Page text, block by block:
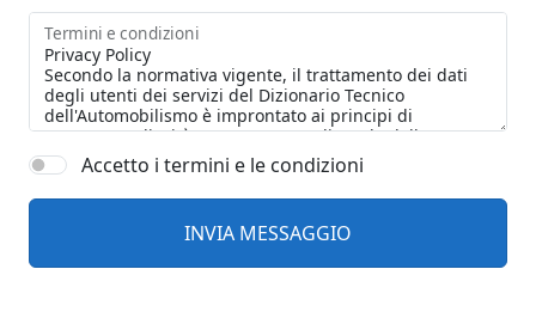
Termini e condizioni
Accetto i termini e le condizioni